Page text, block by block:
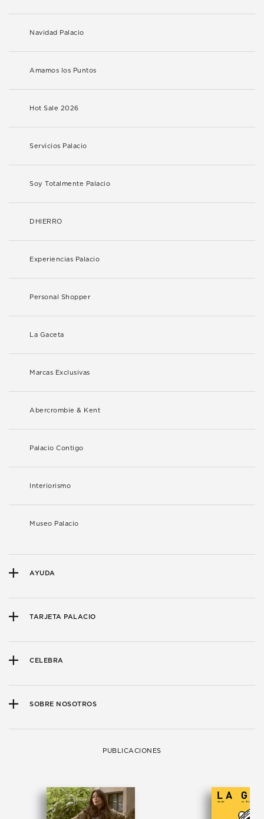
Navidad Palacio
Amamos los Puntos
Hot Sale 2026
Servicios Palacio
Soy Totalmente Palacio
DHIERRO
Experiencias Palacio
Personal Shopper
La Gaceta
Marcas Exclusivas
Abercrombie & Kent
Palacio Contigo
Interiorismo
Museo Palacio
AYUDA
TARJETA PALACIO
CELEBRA
SOBRE NOSOTROS
PUBLICACIONES